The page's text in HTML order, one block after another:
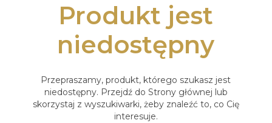
Produkt jest
niedostępny
Przepraszamy, produkt, którego szukasz jest
niedostępny. Przejdź do Strony głównej lub
skorzystaj z wyszukiwarki, żeby znaleźć to, co Cię
interesuje.